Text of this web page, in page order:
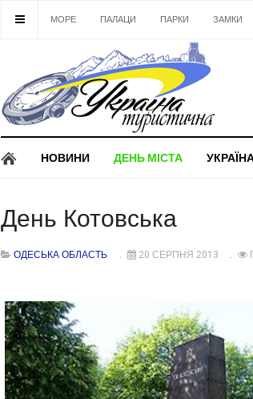
МОРЕ ПАЛАЦИ ПАРКИ ЗАМКИ
НОВИНИ ДЕНЬ МІСТА
День Котовська
ОДЕСЬКА ОБЛАСТЬ 20 СЕРПНЯ 2013